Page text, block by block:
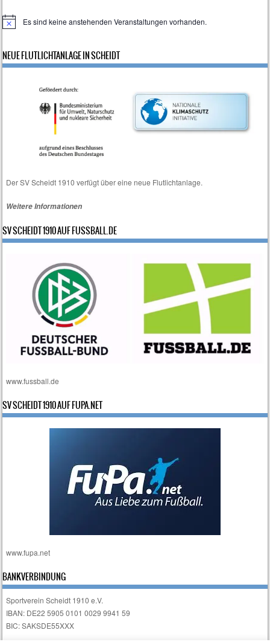
H
w
e
Es sind keine anstehenden Veranstaltungen vorhanden.
NEUE FLUTLICHTANLAGE IN SCHEIDT
Der SV Scheidt 1910 verfügt über eine neue Flutlichtanlage.
Weitere Informationen
SV SCHEIDT 1910 AUF FUSSBALL.DE
www.fussball.de
SV SCHEIDT 1910 AUF FUPA.NET
www.fupa.net
BANKVERBINDUNG
Sportverein Scheidt 1910 e.V.
IBAN: DE22 5905 0101 0029 9941 59
BIC: SAKSDE55XXX